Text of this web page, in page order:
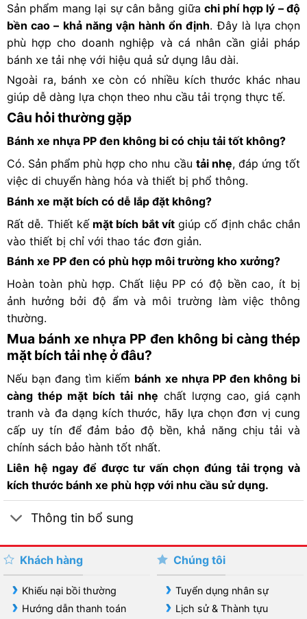
Sản phẩm mang lại sự cân bằng giữachi phí hợp lý – độ
bền cao – khả năng vận hành ổn định. Đây là lựa chọn
phù hợp cho doanh nghiệp và cá nhân cần giải pháp
bánh xe tải nhẹ với hiệu quả sử dụng lâu dài.
Ngoài ra, bánh xe còn có nhiều kích thước khác nhau
giúp dễ dàng lựa chọn theo nhu cầu tải trọng thực tế.
Câu hỏi thường gặp
Bánh xe nhựa PP đen không bi có chịu tải tốt không?
Có. Sản phẩm phù hợp cho nhu cầu tải nhẹ, đáp ứng tốt
việc di chuyển hàng hóa và thiết bị phổ thông.
Bánh xe mặt bích có dễ lắp đặt không?
Rất dễ. Thiết kế mặt bích bắt vítgiúp cố định chắc chắn
vào thiết bị chỉ với thao tác đơn giản.
Bánh xe PP đen có phù hợp môi trường kho xưởng?
Hoàn toàn phù hợp. Chất liệu PP có độ bền cao, ít bị
ảnh hưởng bởi độ ẩm và môi trường làm việc thông
thường.
Mua bánh xe nhựa PP đen không bi càng thép
mặt bích tải nhẹ ở đâu?
Nếu bạn đang tìm kiếm bánh xe nhựa PPđen không bi
càng thép mặt bích tải nhẹ chất lượng cao, giá cạnh
tranh và đa dạng kích thước, hãy lựa chọn đơn vị cung
cấp uy tín để đảm bảo độ bền, khả năng chịu tải và
chính sách bảo hành tốt nhất.
Liên hệ ngay để được tư vấn chọn đúng tải trọng và
kích thước bánh xe phù hợp với nhu cầu sử dụng.
Thông tin bổ sung
Khách hàng
Khiếu nại bồi thường
Hướng dẫn thanh toán
Chúng tôi
Tuyển dụng nhân sự
Lịch sử & Thành tựu